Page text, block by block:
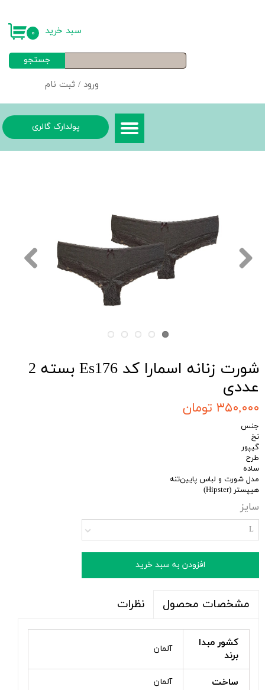
ورود / ثبت نام
خروج از حساب کاربری
جستجو
۰ سبد خرید
پولدارک گالری
شورت زنانه اسمارا کد Es176 بسته 2
عددی
۳۵۰,۰۰۰ تومان
جنس
نخ
گیپور
طرح
ساده
مدل شورت و لباس پایین‌تنه
هیپستر (Hipster)
سایز
L
افزودن به سبد خرید
مشخصات محصول نظرات
کشور مبدا
برند
آلمان
ساخت آلمان